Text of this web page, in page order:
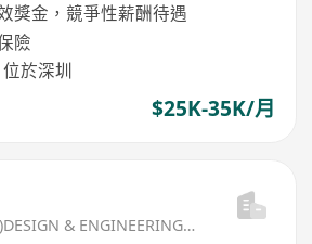
獎金，競爭性薪酬待遇
險
於深圳
$25K-35K/月
UPPER LIVING (HK)DESIGN & ENGINEERING LIMITED